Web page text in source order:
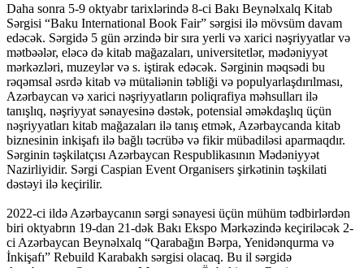
Daha sonra 5-9 oktyabr tarixlərində 8-ci Bakı Beynəlxalq Kitab
Sərgisi “Baku International Book Fair” sərgisi ilə mövsüm davam
edəcək. Sərgidə 5 gün ərzində bir sıra yerli və xarici nəşriyyatlar və
mətbəələr, eləcə də kitab mağazaları, universitetlər, mədəniyyət
mərkəzləri, muzeylər və s. iştirak edəcək. Sərginin məqsədi bu
rəqəmsal əsrdə kitab və mütaliənin təbliği və populyarlaşdırılması,
Azərbaycan və xarici nəşriyyatların poliqrafiya məhsulları ilə
tanışlıq, nəşriyyat sənayesinə dəstək, potensial əməkdaşlıq üçün
nəşriyyatları kitab mağazaları ilə tanış etmək, Azərbaycanda kitab
biznesinin inkişafı ilə bağlı təcrübə və fikir mübadiləsi aparmaqdır.
Sərginin təşkilatçısı Azərbaycan Respublikasının Mədəniyyət
Nazirliyidir. Sərgi Caspian Event Organisers şirkətinin təşkilati
dəstəyi ilə keçirilir.
2022-ci ildə Azərbaycanın sərgi sənayesi üçün mühüm tədbirlərdən
biri oktyabrın 19-dan 21-dək Bakı Ekspo Mərkəzində keçiriləcək 2-
ci Azərbaycan Beynəlxalq “Qarabağın Bərpa, Yenidənqurma və
İnkişafı” Rebuild Karabakh sərgisi olacaq. Bu il sərgidə